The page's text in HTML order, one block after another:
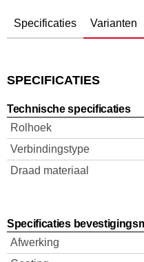
Specificaties Varianten
SPECIFICATIES
Technische specificaties
Rolhoek
Verbindingstype
Draad materiaal
Specificaties
Afwerking